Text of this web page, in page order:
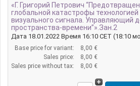
«Г. Григорий Петрович
глобальной катастрофы
визуального сигнала. Управляющий
пространства-времени”».Зан.2
Дата 18.01.2022 Время 16:10 CET (18:10
Base price for variant:
8,00 €
Sales price:
8,00 €
Sales price without tax:
8,00 €